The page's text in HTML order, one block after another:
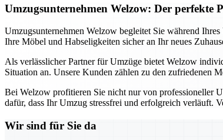
Umzugsunternehmen Welzow: Der perfekte
Umzugsunternehmen Welzow begleitet Sie während
Ihre Möbel und Habseligkeiten sicher an Ihr neues
Als verlässlicher Partner für Umzüge bietet Welzow
Situation an. Unsere Kunden zählen zu den zufriedenen
Bei Welzow profitieren Sie nicht nur von professioneller
dafür, dass Ihr Umzug stressfrei und erfolgreich verläuft.
Wir sind für Sie da